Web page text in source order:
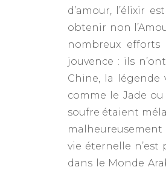
d’amour, l’élixir
obtenir non
nombreux
jouvence : ils
Chine, la légende
comme le Jade
soufre étaient
malheureusement
vie éternelle
dans le Monde